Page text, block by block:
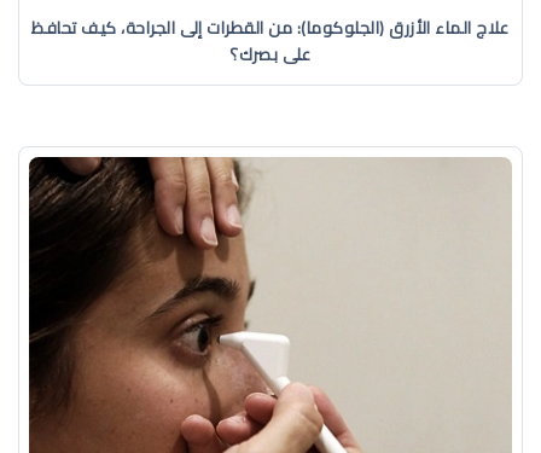
علاج الماء الأزرق (الجلوكوما): من القطرات إلى الجراحة، كيف تحافظ
على بصرك؟